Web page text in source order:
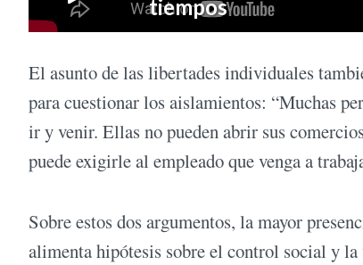
El asunto de las libertades individuales
para cuestionar los aislamientos: “Muchas
ir y venir. Ellas no pueden abrir sus
puede exigirle al empleado que venga a
Sobre estos dos argumentos, la mayor
alimenta hipótesis sobre el control social y